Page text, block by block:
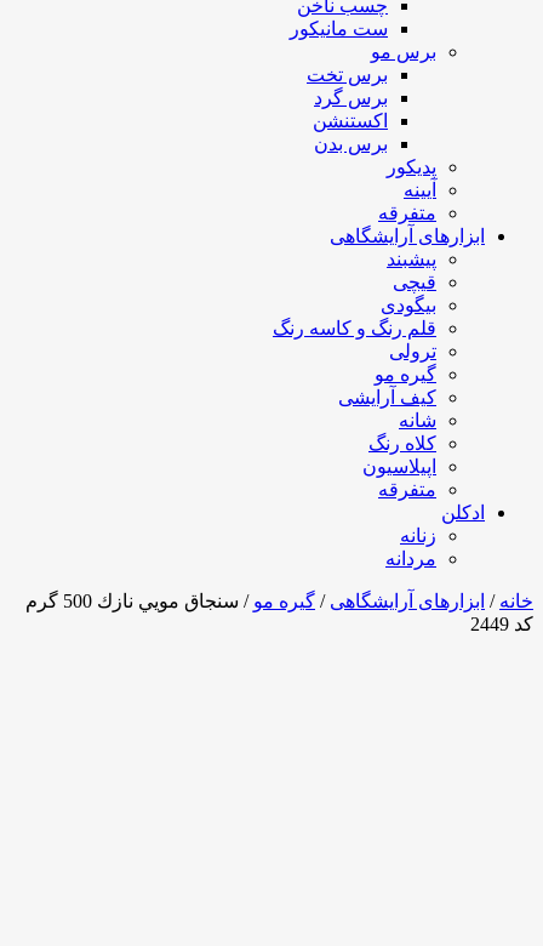
چسب ناخن
ست مانیکور
برس مو
برس تخت
برس گرد
اکستنشن
برس بدن
پدیکور
آیینه
متفرقه
ابزارهای آرایشگاهی
پیشبند
قیچی
بیگودی
قلم رنگ و کاسه رنگ
ترولی
گیره مو
کیف آرایشی
شانه
کلاه رنگ
اپیلاسیون
متفرقه
ادکلن
زنانه
مردانه
خانه / ابزارهای آرایشگاهی / گیره مو
/ سنجاق مويي نازك 500 گرم
كد 2449